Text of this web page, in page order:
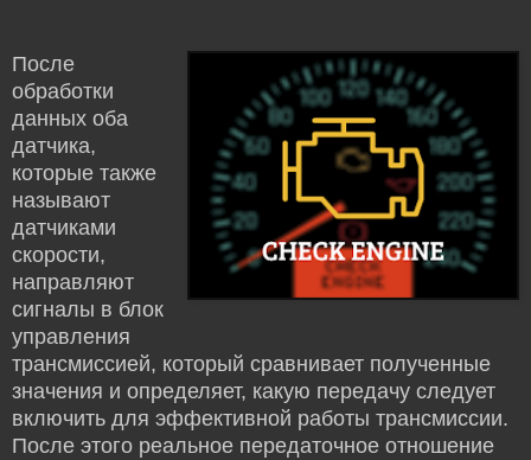
После
обработки
данных оба
датчика,
которые также
называют
датчиками
скорости,
направляют
сигналы в блок
управления
трансмиссией, который сравнивает полученные
значения и определяет, какую передачу следует
включить для эффективной работы трансмиссии.
После этого реальное передаточное отношение